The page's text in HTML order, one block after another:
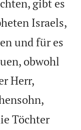
gibt es
Israels,
und für es
obwohl
Herr,
Töchter